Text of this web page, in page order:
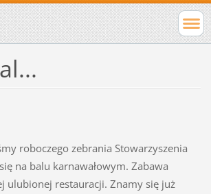
roboczego zebrania Stowarzyszenia
na balu karnawałowym. Zabawa
ulubionej restauracji. Znamy się już